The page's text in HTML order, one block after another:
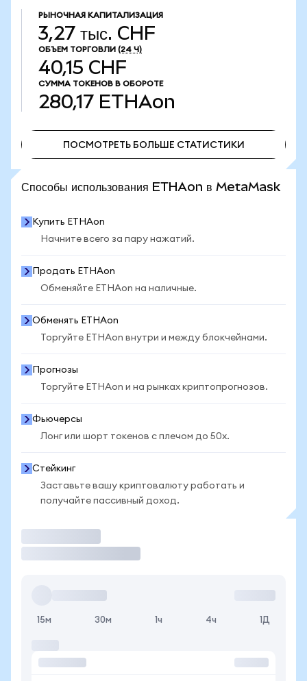
РЫНОЧНАЯ КАПИТАЛИЗАЦИЯ
3,27 тыс. CHF
ОБЪЕМ ТОРГОВЛИ (24 Ч)
40,15 CHF
СУММА ТОКЕНОВ В ОБОРОТЕ
280,17 ETHAon
ПОСМОТРЕТЬ БОЛЬШЕ СТАТИСТИКИ
Способы использования ETHAon в MetaMask
Купить ETHAon
Начните всего за пару нажатий.
Продать ETHAon
Обменяйте ETHAon на наличные.
Обменять ETHAon
Торгуйте ETHAon внутри и между блокчейнами.
Прогнозы
Торгуйте ETHAon и на рынках криптопрогнозов.
Фьючерсы
Лонг или шорт токенов с плечом до 50x.
Стейкинг
Заставьте вашу криптовалюту работать и
получайте пассивный доход.
15м 30м 1ч 4ч 1Д